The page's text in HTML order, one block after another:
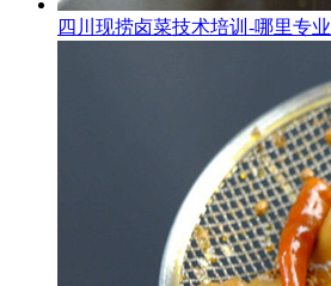
四川现捞卤菜技术培训-哪里专业